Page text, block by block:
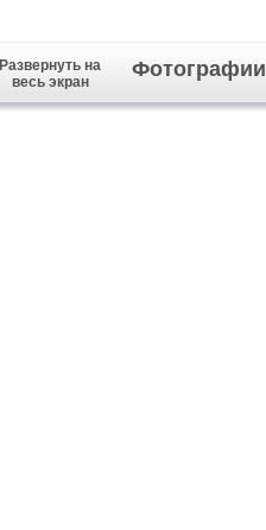
Развернуть на
весь экран
Фотографии